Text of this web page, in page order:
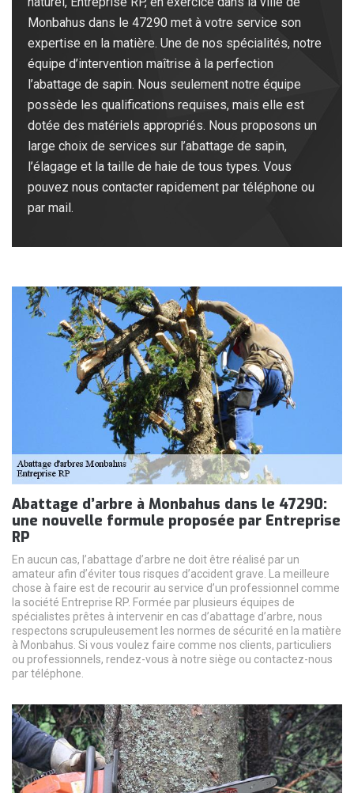
Monbahus dans le 47290 met à votre service son
expertise en la matière. Une de nos spécialités, notre
équipe d’intervention maîtrise à la perfection
l’abattage de sapin. Nous seulement notre équipe
possède les qualifications requises, mais elle est
dotée des matériels appropriés. Nous proposons un
large choix de services sur l’abattage de sapin,
l’élagage et la taille de haie de tous types. Vous
pouvez nous contacter rapidement par téléphone ou
par mail.
Abattage d’arbre à Monbahus dans le 47290:
une nouvelle formule proposée par Entreprise
RP
En aucun cas, l’abattage d’arbre ne doit être réalisé par un
amateur afin d’éviter tous risques d’accident grave. La meilleure
chose à faire est de recourir au service d’un professionnel comme
la société Entreprise RP. Formée par plusieurs équipes de
spécialistes prêtes à intervenir en cas d’abattage d’arbre, nous
respectons scrupuleusement les normes de sécurité en la matière
à Monbahus. Si vous voulez faire comme nos clients, particuliers
ou professionnels, rendez-vous à notre siège ou contactez-nous
par téléphone.